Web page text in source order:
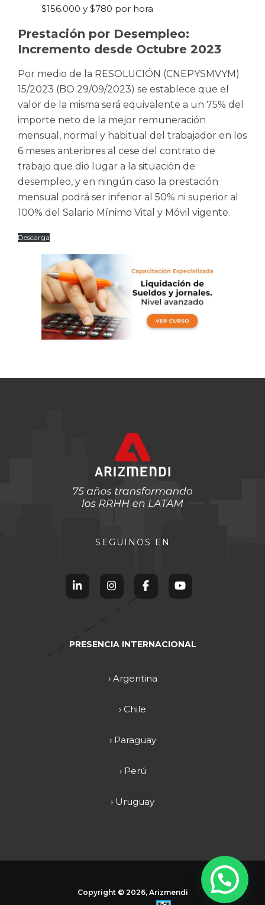
$156.000 y $780 por hora
Prestación por Desempleo:
Incremento desde Octubre 2023
Por medio de la RESOLUCIÓN (CNEPYSMVYM)
15/2023 (BO 29/09/2023) se establece que el
valor de la misma será equivalente a un 75% del
importe neto de la mejor remuneración
mensual, normal y habitual del trabajador en los
6 meses anteriores al cese del contrato de
trabajo que dio lugar a la situación de
desempleo, y en ningún caso la prestación
mensual podrá ser inferior al 50% ni superior al
100% del Salario Mínimo Vital y Móvil vigente.
Descarga
SEGUINOS EN
PRESENCIA INTERNACIONAL
› Argentina
› Chile
› Paraguay
› Perú
› Uruguay
Copyright © 2026, Arizmendi